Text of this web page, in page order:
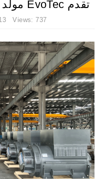
تقدم EvoTec مولد التيار المتردد عالي الأداء
Views: 737